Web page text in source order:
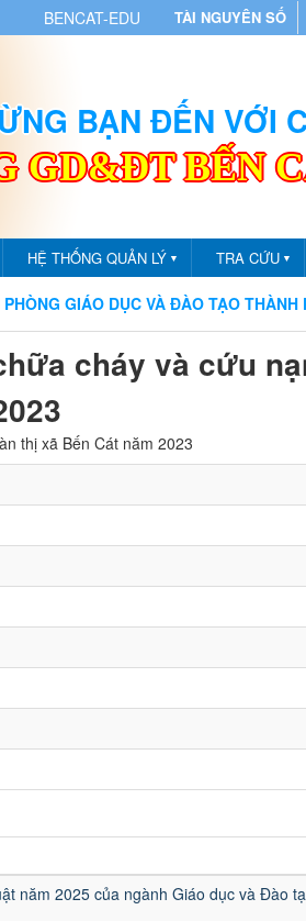
BENCAT-EDU TÀI NGUYÊN SỐ
BẠN ĐẾN VỚI
GD&ĐT BẾN
HỆ THỐNG QUẢN LÝ ▼ TRA CỨU ▼
DỤC VÀ ĐÀO TẠO THÀNH PHỐ
cháy và cứu
thị xã Bến Cát năm 2023
năm 2025 của ngành Giáo dục và Đào